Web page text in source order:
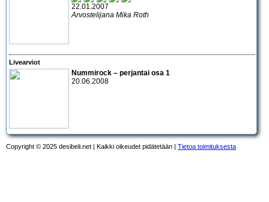
22.01.2007
Arvostelijana Mika Roth
Livearviot
Nummirock – perjantai osa 1
20.06.2008
Copyright © 2025 desibeli.net | Kaikki oikeudet pidätetään | Tietoa toimituksesta